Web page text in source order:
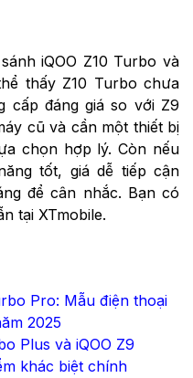
iQOO Z10 Turbo và
thấy Z10 Turbo chưa
cấp đáng giá so với Z9
cũ và cần một thiết bị
chọn hợp lý. Còn nếu
tốt, giá dễ tiếp cận
để cân nhắc. Bạn có
tại XTmobile.
Pro: Mẫu điện thoại
2025
Plus và iQOO Z9
khác biệt chính